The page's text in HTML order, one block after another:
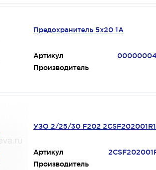
Предохранитель 5х20 1А
Артикул
Производитель
УЗО 2/25/30 F202
Артикул
Производитель